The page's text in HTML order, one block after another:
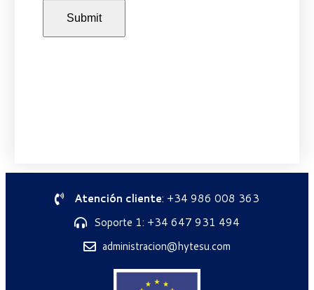
Atención cliente: +34 986 008 363
Soporte 1: +34 647 931 494
administracion@hytesu.com